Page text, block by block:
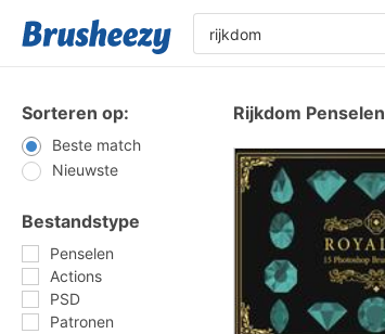
Sorteren op:
Beste match
Nieuwste
Bestandstype
Penselen
Actions
PSD
Patronen
Rijkdom Penselen